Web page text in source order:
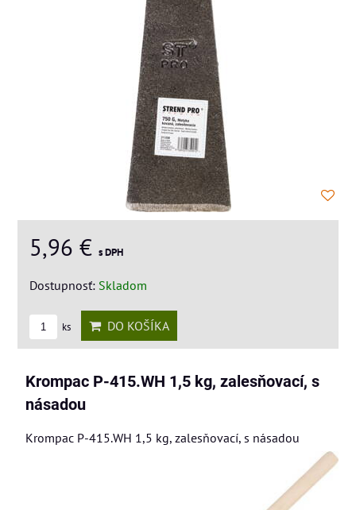
5,96 € s DPH
Dostupnosť: Skladom
ks DO KOŠÍKA
Krompac P-415.WH 1,5 kg, zalesňovací, s
násadou
Krompac P-415.WH 1,5 kg, zalesňovací, s násadou